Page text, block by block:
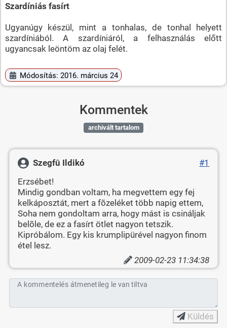
Szardíniás fasírt
Ugyanúgy készül, mint a tonhalas, de tonhal helyett
szardíniából. A szardíniáról, a felhasználás előtt
ugyancsak leöntöm az olaj felét.
Módosítás: 2016. március 24
Kommentek
archivált tartalom
Szegfû Ildikó
#1
Erzsébet!
Mindig gondban voltam, ha megvettem egy fej
kelkáposztát, mert a fõzeléket több napig ettem,
Soha nem gondoltam arra, hogy mást is csináljak
belõle, de ez a fasírt ötlet nagyon tetszik.
Kipróbálom. Egy kis krumplipürével nagyon finom
étel lesz.
2009-02-23 11:34:38
A kommentelés átmenetileg le van tiltva
Küldés